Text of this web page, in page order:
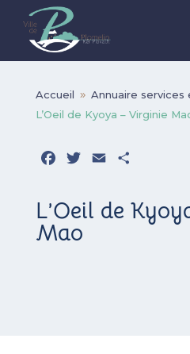
Accueil 9 Annuaire
L’Oeil de Kyoya – Virginie
Facebook
Twitter
Email
L’Oeil de
Mao